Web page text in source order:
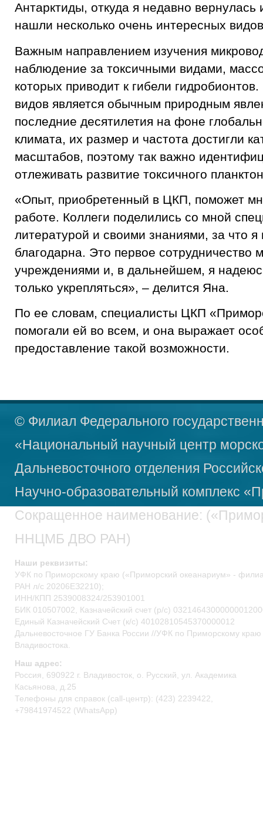
Антарктиды, откуда я недавно вернулась
нашли несколько очень интересных
Важным направлением изучения
наблюдение за токсичными видами,
которых приводит к гибели гидробионтов.
видов является обычным природным
последние десятилетия на фоне
климата, их размер и частота достигли
масштабов, поэтому так важно
отлеживать развитие токсичного
«Опыт, приобретенный в ЦКП, поможет
работе. Коллеги поделились со мной
литературой и своими знаниями, за что я
благодарна. Это первое сотрудничество
учреждениями и, в дальнейшем, я
только укрепляться», – делится Яна.
По ее словам, специалисты ЦКП
помогали ей во всем, и она выражает
предоставление такой возможности.
© Филиал Федерального
«Национальный научный центр
Дальневосточного отделения
Научно-образовательный комплекс
Сокращенное наименование:
ННЦМБ ДВО РАН)
Наши реквизиты:
УФК по Приморскому краю («Приморский океанариум» -
РАН л/c 20206ЕЗ2210);
ИНН/КПП 2539008324/253901001
БИК 010507002, Казначейский счет (р/c)
Единый Казначейский Счет (к/с) 40102810545370000012
Дальневосточное ГУ Банка России //УФК по Приморскому краю
Владивостока.
Наш адрес:
Россия, 690922 г. Владивосток, о. Русский, ул. Академика
Касьянова, д.25
Телефоны для справок (call-центр): (423) 2239422,
+79841974522 (WhatsApp)